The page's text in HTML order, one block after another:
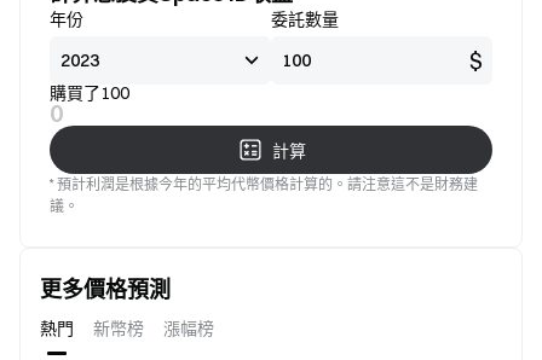
年份 委託數量
$
購買了100
0
計算
* 預計利潤是根據今年的平均代幣價格計算的。請注意這不是財務建
議。
更多價格預測
熱門 新幣榜 漲幅榜